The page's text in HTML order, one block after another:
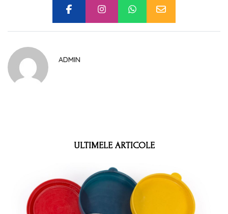
ADMIN
ULTIMELE ARTICOLE